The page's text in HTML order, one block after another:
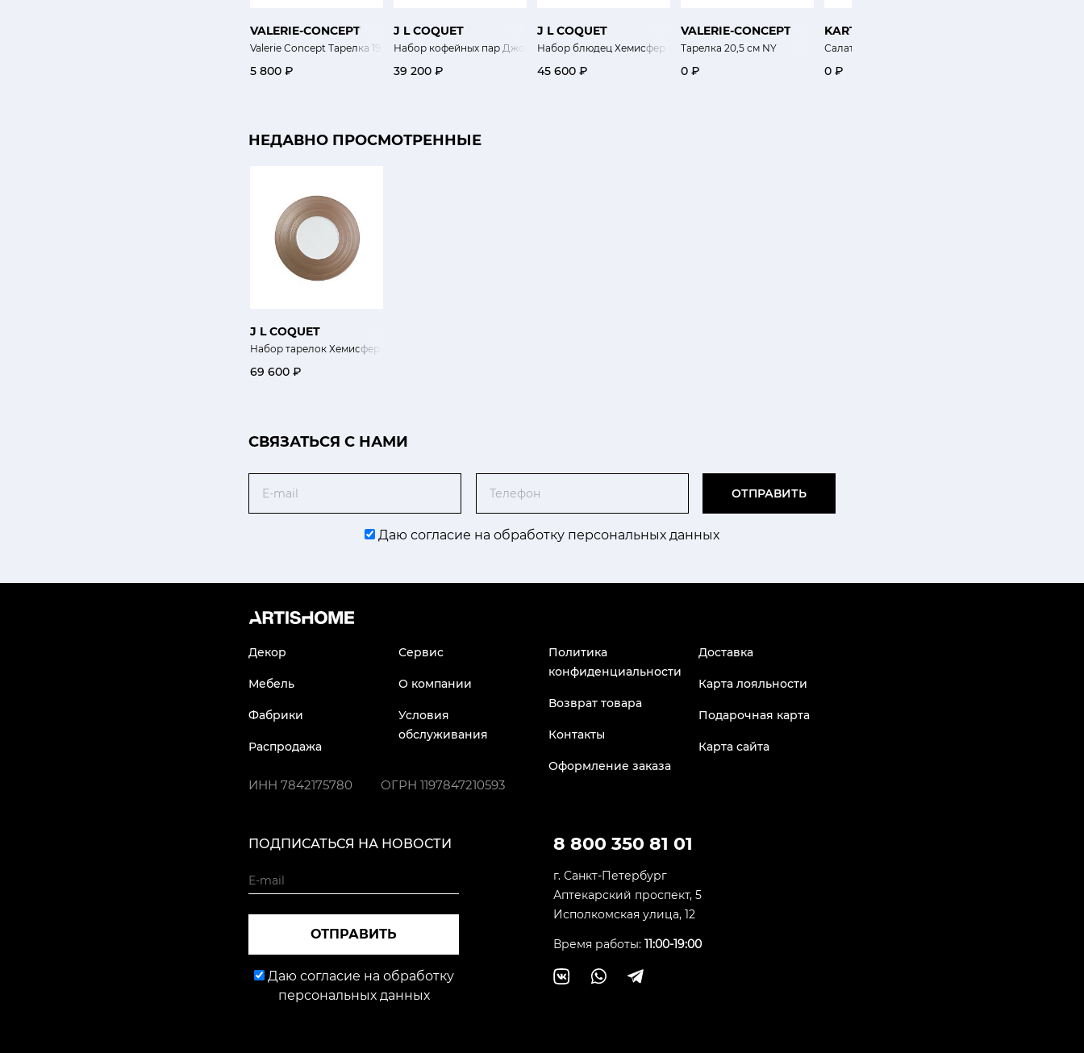
VALERIE-CONCEPT
Valerie Concept Тарелка 19.7 см Экзо
5 800 ₽
J L COQUET
Набор кофейных пар Джорджия Сатин Айвори
39 200 ₽
J L COQUET
Набор блюдец Хемисфер Сатин 6 шт
45 600 ₽
VALERIE-CONCEPT
Тарелка 20,5 см NY
0 ₽
KARTELL
Салатник Коллекция Желе
0 ₽
НЕДАВНО ПРОСМОТРЕННЫЕ
J L COQUET
Набор тарелок Хемисфер розовый 6 шт
69 600 ₽
CВЯЗАТЬСЯ С НАМИ
ОТПРАВИТЬ
Даю согласие на обработку персональных данных
Декор
Мебель
Фабрики
Распродажа
Сервис
О компании
Условия
обслуживания
Политика
конфиденциальности
Возврат товара
Контакты
Оформление заказа
Доставка
Карта лояльности
Подарочная карта
Карта сайта
ИНН 7842175780 ОГРН 1197847210593
8 800 350 81 01
г. Санкт-Петербург
Аптекарский проспект, 5
Исполкомская улица, 12
Время работы: 11:00-19:00
ПОДПИСАТЬСЯ НА НОВОСТИ
ОТПРАВИТЬ
Даю согласие на обработку
персональных данных